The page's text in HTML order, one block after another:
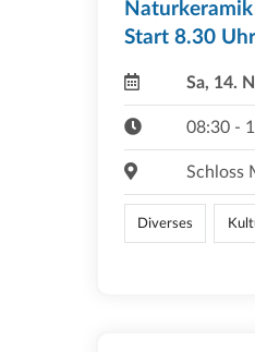
Start 8.30 Uhr
Sa, 14.
08:30 -
Schloss
Diverses